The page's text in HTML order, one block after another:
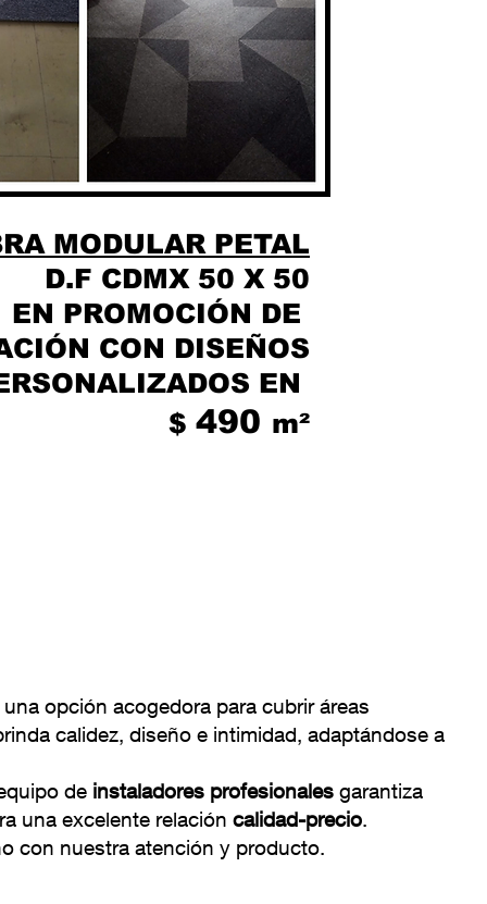
MODULAR PETAL
D.F CDMX 50 X 50
EN PROMOCIÓN DE
CON DISEÑOS
EN
$ 490 m²
una opción acogedora para cubrir áreas
calidez, diseño e intimidad, adaptándose a
de instaladores profesionales garantiza
una excelente relación calidad-precio.
con nuestra atención y producto.